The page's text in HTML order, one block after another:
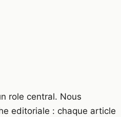
role central. Nous
editoriale : chaque article